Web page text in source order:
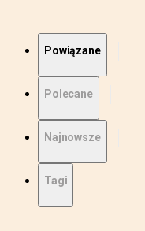
Powiązane
Polecane
Najnowsze
Tagi